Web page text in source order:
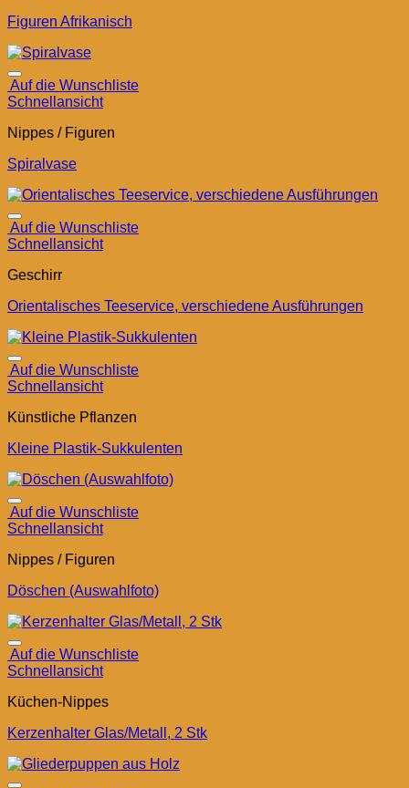
Figuren Afrikanisch
Auf die Wunschliste
Schnellansicht
Nippes / Figuren
Spiralvase
Auf die Wunschliste
Schnellansicht
Geschirr
Orientalisches Teeservice, verschiedene Ausführungen
Auf die Wunschliste
Schnellansicht
Künstliche Pflanzen
Kleine Plastik-Sukkulenten
Auf die Wunschliste
Schnellansicht
Nippes / Figuren
Döschen (Auswahlfoto)
Auf die Wunschliste
Schnellansicht
Küchen-Nippes
Kerzenhalter Glas/Metall, 2 Stk